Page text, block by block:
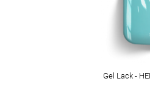
Gel Lack -